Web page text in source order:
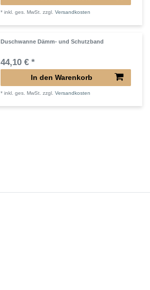
*inkl. ges. MwSt. zzgl.Versandkosten
Duschwanne Dämm- und Schutzband
44,10 € *
In den Warenkorb
*inkl. ges. MwSt. zzgl.Versandkosten